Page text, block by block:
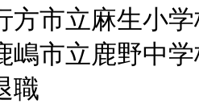
市立麻生小学
市立鹿野中学
職